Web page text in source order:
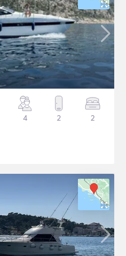
4 2 2